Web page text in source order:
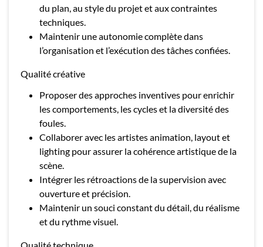
du plan, au style du projet et aux contraintes
techniques.
Maintenir une autonomie complète dans
l’organisation et l’exécution des tâches confiées.
Qualité créative
Proposer des approches inventives pour enrichir
les comportements, les cycles et la diversité des
foules.
Collaborer avec les artistes animation, layout et
lighting pour assurer la cohérence artistique de la
scène.
Intégrer les rétroactions de la supervision avec
ouverture et précision.
Maintenir un souci constant du détail, du réalisme
et du rythme visuel.